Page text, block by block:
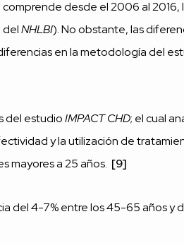
desde el 2006 al 2016,
delNHLBI). No obstante, las
en la metodología del
del estudioIMPACT CHD; el cual
y la utilización de
mayores a 25 años. [9]
del 4-7% entre los 45-65 años y